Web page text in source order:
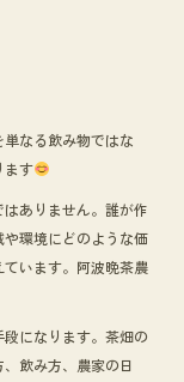
なる飲み物ではな
ます
ありません。誰が作
環境にどのような価
います。阿波晩茶農
になります。茶畑の
飲み方、農家の日